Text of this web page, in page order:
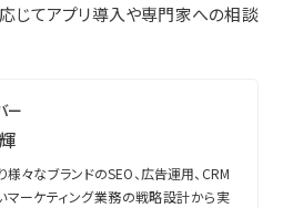
じてアプリ導入や専門家への相談
ー
様々なブランドのSEO、広告運用、CRM
マーケティング業務の戦略設計から実